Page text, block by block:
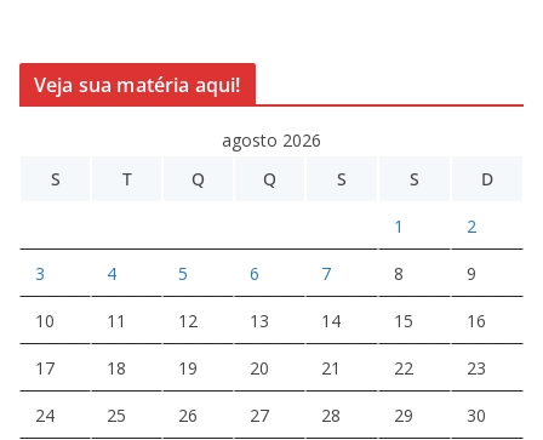
Veja sua matéria aqui!
agosto 2026
S
T Q Q S S D
1 2
3 4 5 6 7 8 9
10 11 12 13 14 15 16
17 18 19 20 21 22 23
24 25 26 27 28 29 30